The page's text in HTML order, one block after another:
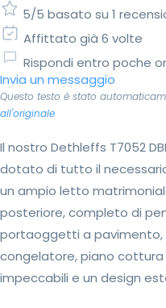
5/5 basato su 1
Affittato già 6 volte
Rispondi entro poche
Invia un messaggio
Questo testo è stato
all'originale
Il nostro Dethleffs T7052
dotato di tutto il
un ampio letto
posteriore, completo di
portaoggetti a pavimento,
congelatore, piano cottura
impeccabili e un design